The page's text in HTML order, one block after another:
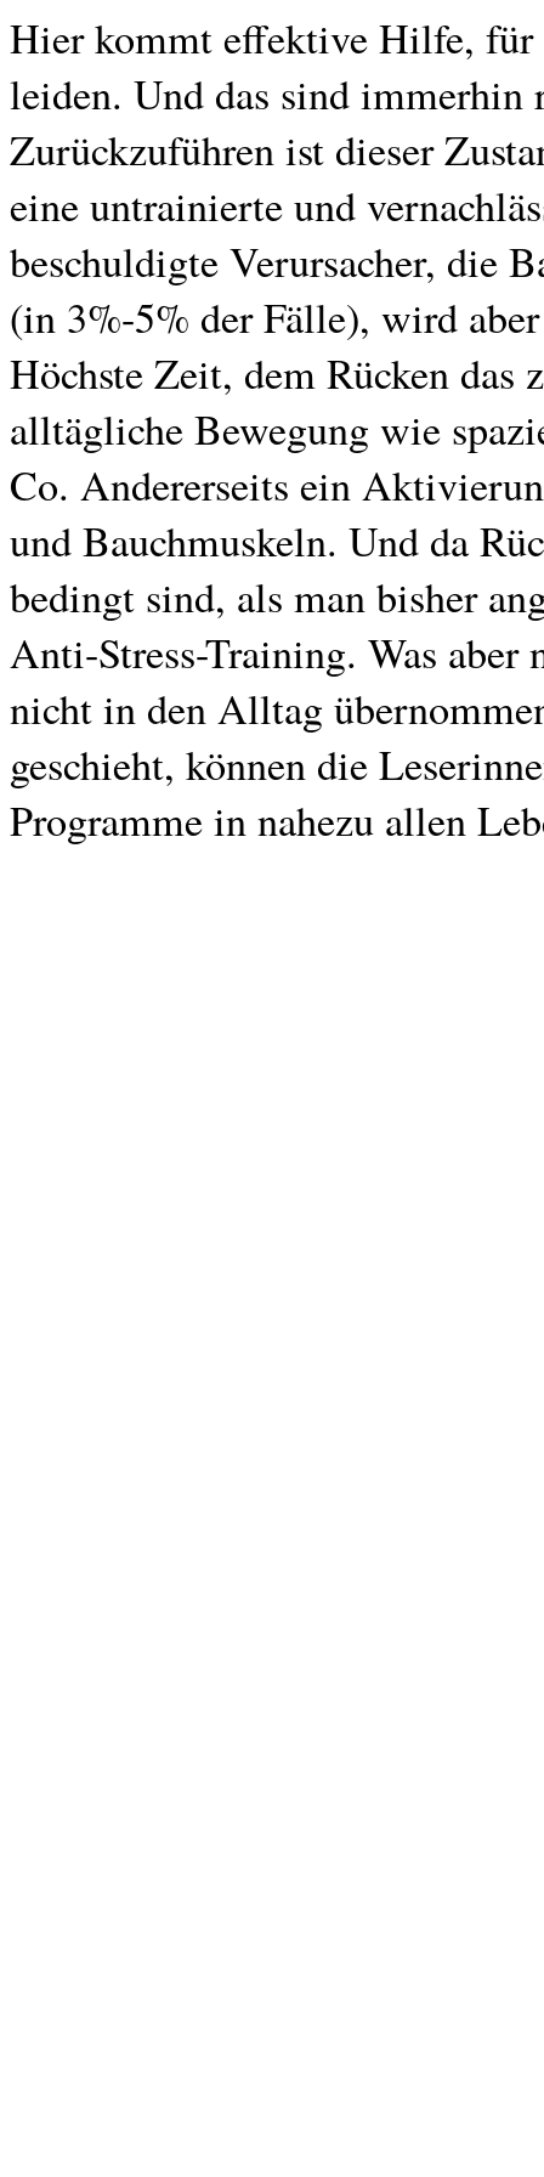
Hier kommt effektive Hilfe, für
leiden. Und das sind
Zurückzuführen ist dieser
eine untrainierte und
beschuldigte Verursacher, die
(in 3%-5% der Fälle), wird
Höchste Zeit, dem Rücken das
alltägliche Bewegung wie
Co. Andererseits ein
und Bauchmuskeln. Und da
bedingt sind, als man bisher
Anti-Stress-Training. Was aber
nicht in den Alltag
geschieht, können die
Programme in nahezu allen